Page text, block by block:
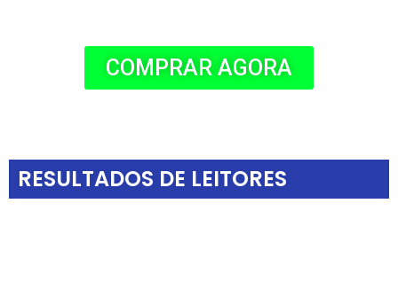
COMPRAR AGORA
RESULTADOS DE LEITORES